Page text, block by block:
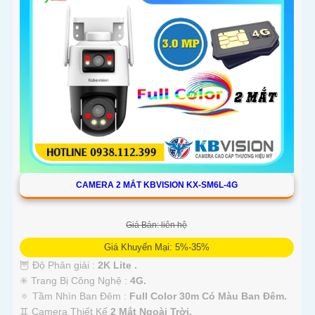
CAMERA 2 MẮT KBVISION KX-SM6L-4G
Giá Bán: liên hệ
Giá Khuyến Mại: 5%-35%
🦉 Độ Phân giải : 2K Lite .
✳️ Trang Bị Công Nghệ : 4G.
🔅 Tầm Nhìn Ban Đêm : Full Color 30m Có Màu Ban Ðêm.
♊ Camera Thiết Kế 2 Mắt Ngoài Trời.